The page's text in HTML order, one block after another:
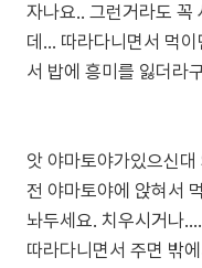
자나요.. 그런거라도 꼭
데… 따라다니면서 먹
서 밥에 흥미를 잃더라
앗 야마토야가있으신
전 야마토야에 앉혀서
놔두세요. 치우시거나….
따라다니면서 주면 밖